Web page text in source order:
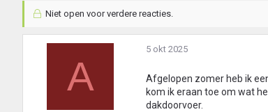
Niet open voor verdere reacties.
A
5 okt 2025
Afgelopen zomer heb ik
kom ik eraan toe om wat
dakdoorvoer.